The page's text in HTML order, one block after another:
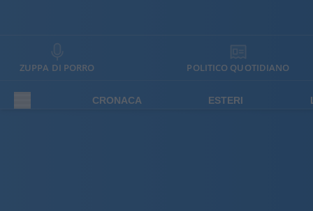
ZUPPA DI PORRO POLITICO QUOTIDIANO
CRONACA ESTERI